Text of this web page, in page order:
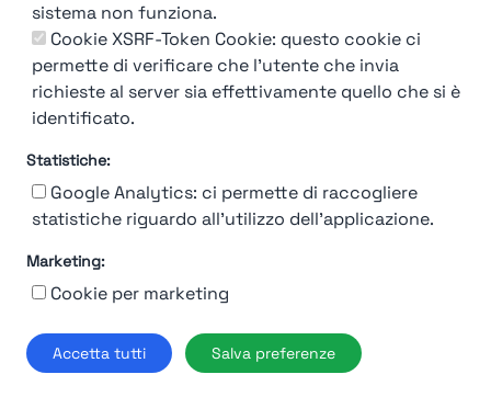
sistema non funziona.
Cookie XSRF-Token Cookie: questo cookie ci
permette di verificare che l'utente che invia
richieste al server sia effettivamente quello che si è
identificato.
Statistiche:
Google Analytics: ci permette di raccogliere
statistiche riguardo all'utilizzo dell'applicazione.
Marketing:
Cookie per marketing
Accetta tutti Salva preferenze
You're Not logged in
LoginorIscrivitiper vedere
Termini e Condizioni
© 2019-2026 Stupendio. Tutti i diritti riservati | Smarteris S.r.l. P.IVA
02659750992 | Capitale Sociale € 2.550 i.v.